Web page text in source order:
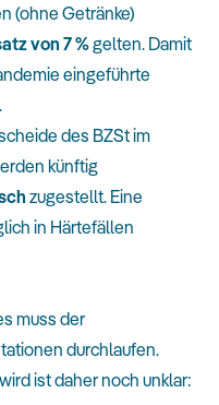
(ohne Getränke)
von 7 %gelten. Damit
eingeführte
des BZSt im
künftig
zugestellt. Eine
in Härtefällen
muss der
durchlaufen.
ist daher noch unklar: